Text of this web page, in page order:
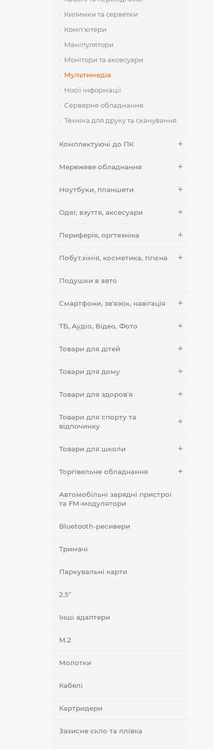
Килимки та серветки
Комп'ютери
Маніпулятори
Монітори та аксесуари
Мультимедіа
Носії інформації
Серверне обладнання
Техніка для друку та сканування
Комплектуючі до ПК
Мережеве обладнання
Ноутбуки, планшети
Одяг, взуття, аксесуари
Периферія, оргтехніка
Побут.хімія, косметика, гігієна
Подушки в авто
Смартфони, зв'язок, навігація
ТБ, Аудіо, Відео, Фото
Товари для дітей
Товари для дому
Товари для здоров'я
Товари для спорту та
відпочинку
Товари для школи
Торгівельне обладнання
Автомобільні зарядні пристрої
та FM-модулятори
Bluetooth-ресивери
Тримачі
Паркувальні карти
2.5"
Інші адаптери
M.2
Молотки
Кабелі
Картридери
Захисне скло та плівка